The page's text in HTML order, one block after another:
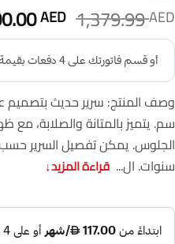
1,379.99AED السعر
الأصلي
هو:
AED.
AED
سنوات. ال... قراءة المزيد↓